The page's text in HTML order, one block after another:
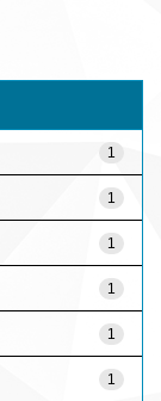
1
1
1
1
1
1